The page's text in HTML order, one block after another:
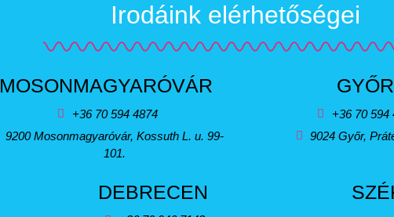
Irodáink elérhetőségei
MOSONMAGYARÓVÁR
+36 70 594 4874
9200 Mosonmagyaróvár, Kossuth L. u. 99-
101.
GYŐR
+36 70 594
9024 Győr,
DEBRECEN